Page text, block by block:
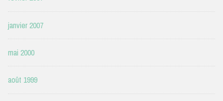
janvier 2007
mai 2000
août 1999